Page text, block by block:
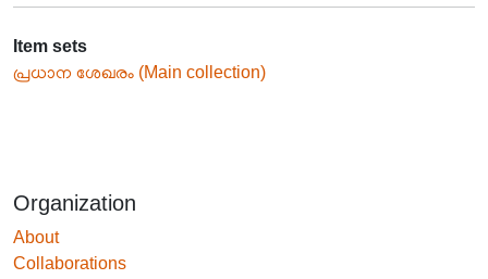
Item sets
പ്രധാന ശേഖരം (Main collection)
Organization
About
Collaborations